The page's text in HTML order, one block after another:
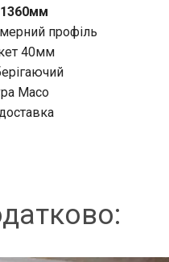
профіль
40мм
Масо